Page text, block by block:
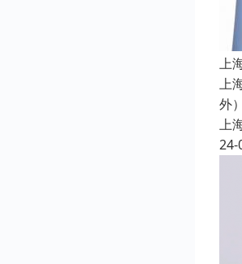
上
上
外
上
24-